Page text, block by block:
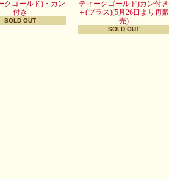
クゴールド)・カン
付き
SOLD OUT
ティークゴールド)カン付き
＋(プラス)(5月26日より再販
売)
SOLD OUT